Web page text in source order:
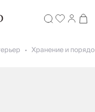
Хранение и